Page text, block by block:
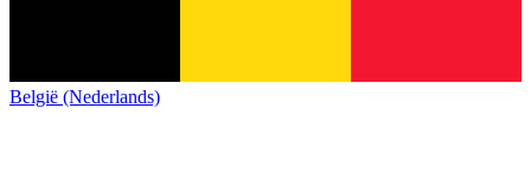
België (Nederlands)